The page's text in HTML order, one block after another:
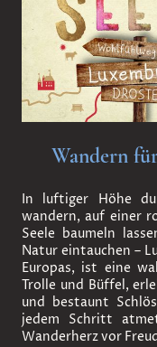
Wandern
In luftiger Höhe
wandern, auf einer
Seele baumeln
Natur eintauchen –
Europas, ist eine
Trolle und Büffel,
und bestaunt
jedem Schritt
Wanderherz vor